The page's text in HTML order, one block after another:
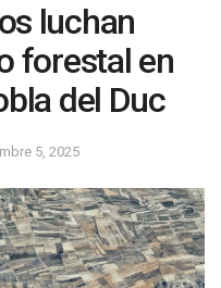
luchan
forestal en
del Duc
5, 2025